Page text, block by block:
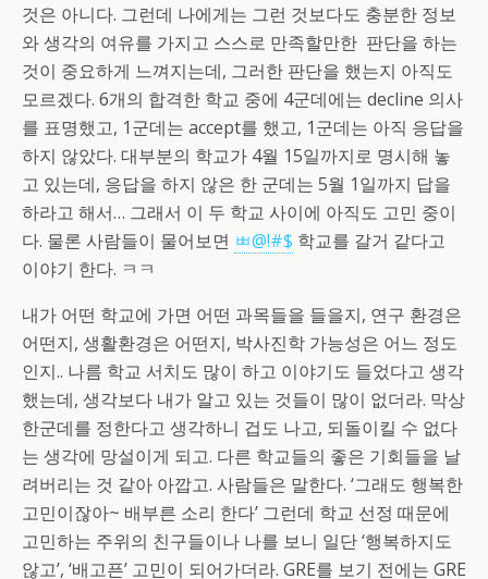
것은 아니다. 그런데 나에게는 그런 것보다도 충분한 정보
와 생각의 여유를 가지고 스스로 만족할만한 판단을 하는
것이 중요하게 느껴지는데, 그러한 판단을 했는지 아직도
모르겠다. 6개의 합격한 학교 중에 4군데에는 decline 의사
를 표명했고, 1군데는 accept를 했고, 1군데는 아직 응답을
하지 않았다. 대부분의 학교가 4월 15일까지로 명시해 놓
고 있는데, 응답을 하지 않은 한 군데는 5월 1일까지 답을
하라고 해서… 그래서 이 두 학교 사이에 아직도 고민 중이
다. 물론 사람들이 물어보면 ㅃ@!#$ 학교를 갈거 같다고
이야기 한다. ㅋㅋ
내가 어떤 학교에 가면 어떤 과목들을 들을지, 연구 환경은
어떤지, 생활환경은 어떤지, 박사진학 가능성은 어느 정도
인지.. 나름 학교 서치도 많이 하고 이야기도 들었다고 생각
했는데, 생각보다 내가 알고 있는 것들이 많이 없더라. 막상
한군데를 정한다고 생각하니 겁도 나고, 되돌이킬 수 없다
는 생각에 망설이게 되고. 다른 학교들의 좋은 기회들을 날
려버리는 것 같아 아깝고. 사람들은 말한다. ‘그래도 행복한
고민이잖아~ 배부른 소리 한다’ 그런데 학교 선정 때문에
고민하는 주위의 친구들이나 나를 보니 일단 ‘행복하지도
않고’, ‘배고픈’ 고민이 되어가더라. GRE를 보기 전에는 GRE